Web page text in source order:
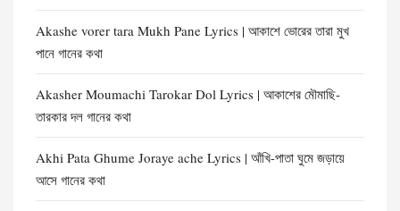
Akashe vorer tara Mukh Pane Lyrics | আকাশে ভোরের তারা মুখ
পানে গানের কথা
Akasher Moumachi Tarokar Dol Lyrics | আকাশের মৌমাছি-
তারকার দল গানের কথা
Akhi Pata Ghume Joraye ache Lyrics | আঁখি-পাতা ঘুমে জড়ায়ে
আসে গানের কথা